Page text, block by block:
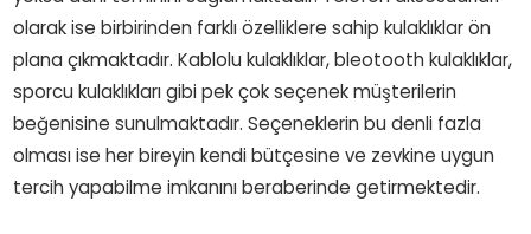
olarak ise birbirinden farklı özelliklere sahip kulaklıklar ön
plana çıkmaktadır. Kablolu kulaklıklar, bleotooth kulaklıklar,
sporcu kulaklıkları gibi pek çok seçenek müşterilerin
beğenisine sunulmaktadır. Seçeneklerin bu denli fazla
olması ise her bireyin kendi bütçesine ve zevkine uygun
tercih yapabilme imkanını beraberinde getirmektedir.